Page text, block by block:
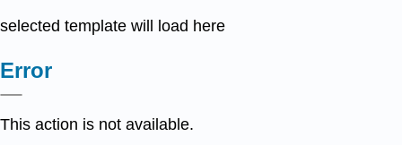
selected template will load here
Error
This action is not available.